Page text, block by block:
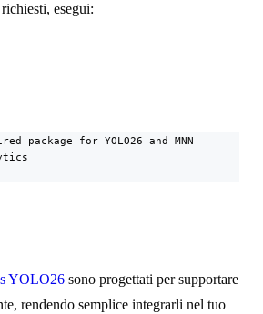
esegui:
package for YOLO26 and MNN
YOLO26 sono progettati per supportare
rendendo semplice integrarli nel tuo